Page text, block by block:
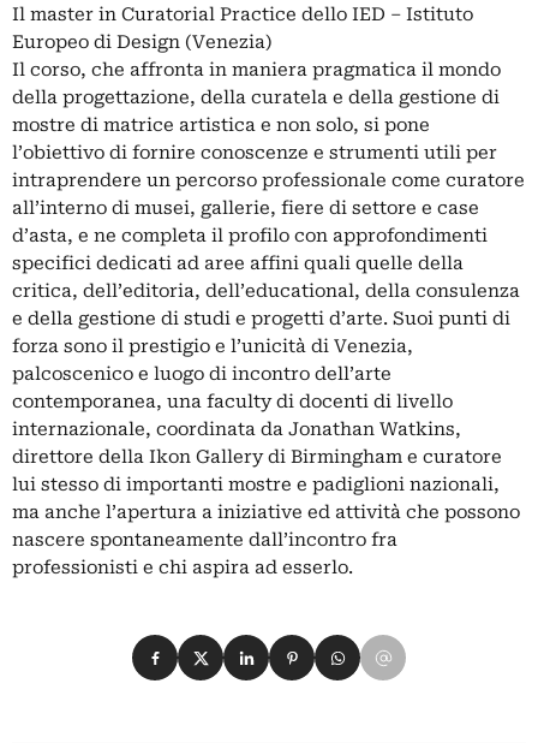
Il master in Curatorial Practice dello IED – Istituto
Europeo di Design (Venezia)
Il corso, che affronta in maniera pragmatica il mondo
della progettazione, della curatela e della gestione di
mostre di matrice artistica e non solo, si pone
l’obiettivo di fornire conoscenze e strumenti utili per
intraprendere un percorso professionale come curatore
all’interno di musei, gallerie, fiere di settore e case
d’asta, e ne completa il profilo con approfondimenti
specifici dedicati ad aree affini quali quelle della
critica, dell’editoria, dell’educational, della consulenza
e della gestione di studi e progetti d’arte. Suoi punti di
forza sono il prestigio e l’unicità di Venezia,
palcoscenico e luogo di incontro dell’arte
contemporanea, una faculty di docenti di livello
internazionale, coordinata da Jonathan Watkins,
direttore della Ikon Gallery di Birmingham e curatore
lui stesso di importanti mostre e padiglioni nazionali,
ma anche l’apertura a iniziative ed attività che possono
nascere spontaneamente dall’incontro fra
professionisti e chi aspira ad esserlo.
Condividi su Facebook
Condividi su X
Condividi su LinkedIn
Condividi su Pinterest
Condividi su WhatsApp
Condividi su Email